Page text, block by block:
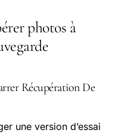
photos à
Récupération De
une version d’essai